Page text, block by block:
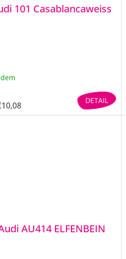
101 Casablancaweiss
DETAIL
AU414 ELFENBEIN